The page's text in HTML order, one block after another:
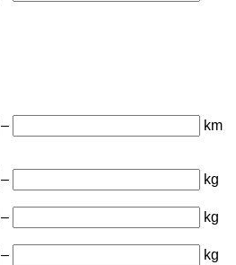
–
km
–
kg
–
kg
–
kg